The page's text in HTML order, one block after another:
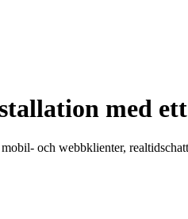
med
och webbklienter,